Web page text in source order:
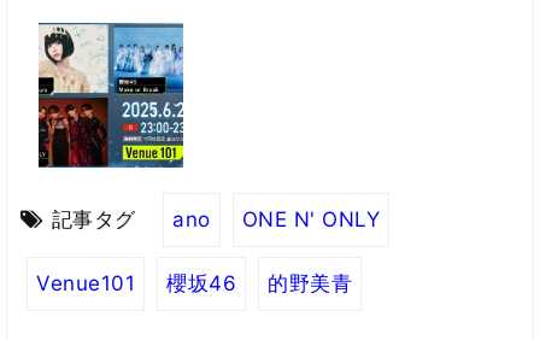
記事タグ ano ONE N' ONLY
Venue101 櫻坂46 的野美青